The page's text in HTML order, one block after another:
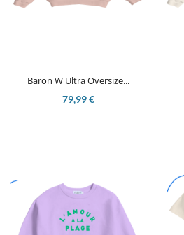
Baron W Ultra Oversize...
79,99 €